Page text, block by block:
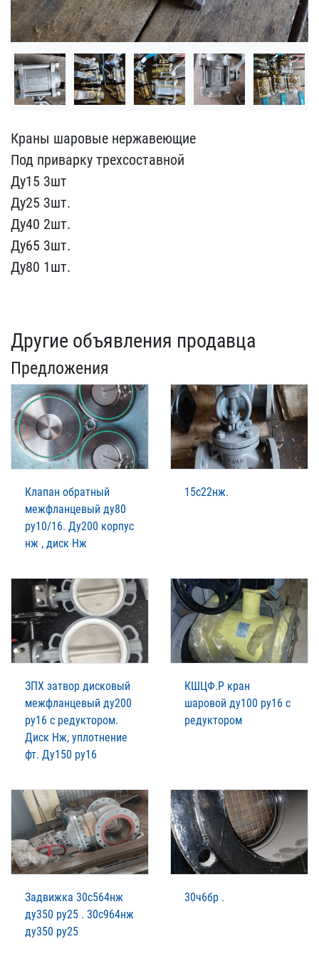
Краны шаровые нержавеющи​е
Под приварку трехсоста​вной
Ду15 3шт
Ду25 3шт.
​Ду40 2шт.
Ду65 3шт.
Ду80​ 1шт.
Другие объявления продавца
Предложения
Клапан обратный
межфланцевый ду80
ру10/16. Ду200 корпус
нж , диск Нж
15с22нж.
ЗПХ затвор дисковый
межфланцевый ду200
ру16 с редуктором.
Диск Нж, уплотнение
фт. Ду150 ру16
КШЦФ.Р кран
шаровой ду100 ру16 с
редуктором
Задвижка 30с564нж
ду350 ру25 . 30с964нж
ду350 ру25
30ч6бр .